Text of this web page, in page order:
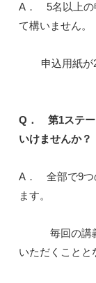
A． 5名以上の
て構いません。
申込用紙が2
Q． 第1ステー
いけませんか？
A． 全部で9つ
ます。
毎回の講義
いただくことと